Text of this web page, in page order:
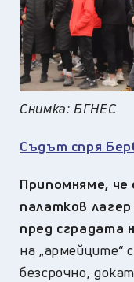
Снимка: БГНЕС
Съдът спря
Припомняме, че
палатков
пред сградата
на „армейците“
безсрочно,